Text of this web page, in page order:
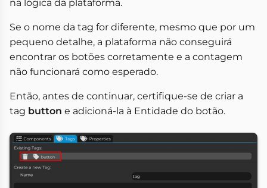
na lógica da plataforma.
Se o nome da tag for diferente, mesmo que por um
pequeno detalhe, a plataforma não conseguirá
encontrar os botões corretamente e a contagem
não funcionará como esperado.
Então, antes de continuar, certifique-se de criar a
tag button e adicioná-la à Entidade do botão.